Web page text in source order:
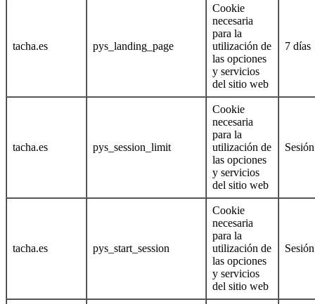
tacha.es pys_landing_page
Cookie
necesaria
para la
utilización de
las opciones
y servicios
del sitio web
7 días
tacha.es pys_session_limit
Cookie
necesaria
para la
utilización de
las opciones
y servicios
del sitio web
Sesión
tacha.es pys_start_session
Cookie
necesaria
para la
utilización de
las opciones
y servicios
del sitio web
Sesión